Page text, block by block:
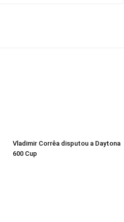
Vladimir Corrêa disputou a Daytona
600 Cup